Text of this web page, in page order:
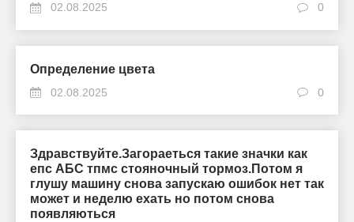
02.08.2025 0
Определение цвета
02.08.2025 0
Здравствуйте.Загораеться такие значки как
епс АБС тпмс стояночный тормоз.Потом я
глушу машину снова запускаю ошибок нет так
может и неделю ехать но потом снова
появляються